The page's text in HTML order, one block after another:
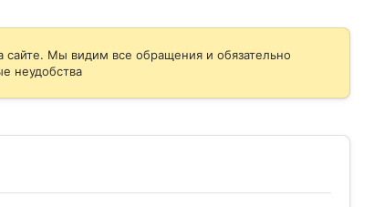
сайте. Мы видим все обращения и обязательно
неудобства